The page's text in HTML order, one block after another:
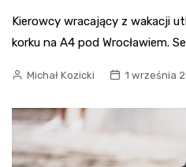
Kierowcy wracający z wakacji
korku na A4 pod Wrocławiem.
Michał Kozicki 1 września